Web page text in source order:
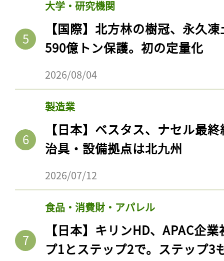
大学・研究機関
【国際】北方林の樹冠、永久
590億トン保護。初の定量化
2026/08/04
製造業
【日本】ベスタス、ナセル最
治具・設備拠点は北九州
2026/07/12
食品・消費財・アパレル
【日本】キリンHD、APAC企
プ1とステップ2で。ステップ3
記事をお気に入りに
ログインが必
会員登録